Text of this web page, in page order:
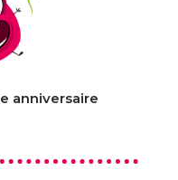
anniversaire